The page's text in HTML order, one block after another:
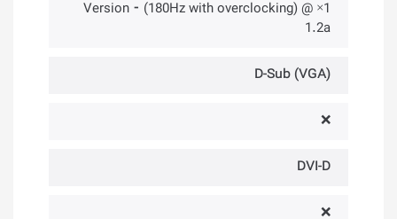
1× @ (180Hz with overclocking) ⁃ Version
1.2a
D-Sub (VGA)
❌
DVI-D
❌